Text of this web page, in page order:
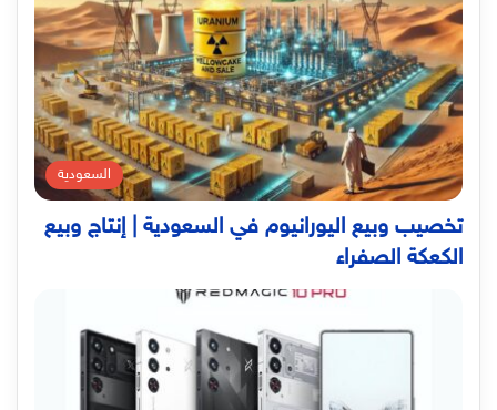
السعودية
تخصيب وبيع اليورانيوم في السعودية | إنتاج وبيع
الكعكة الصفراء